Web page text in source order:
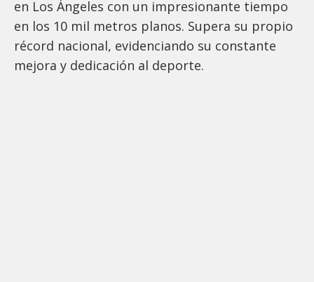
en Los Ángeles con un impresionante tiempo
en los 10 mil metros planos. Supera su propio
récord nacional, evidenciando su constante
mejora y dedicación al deporte.